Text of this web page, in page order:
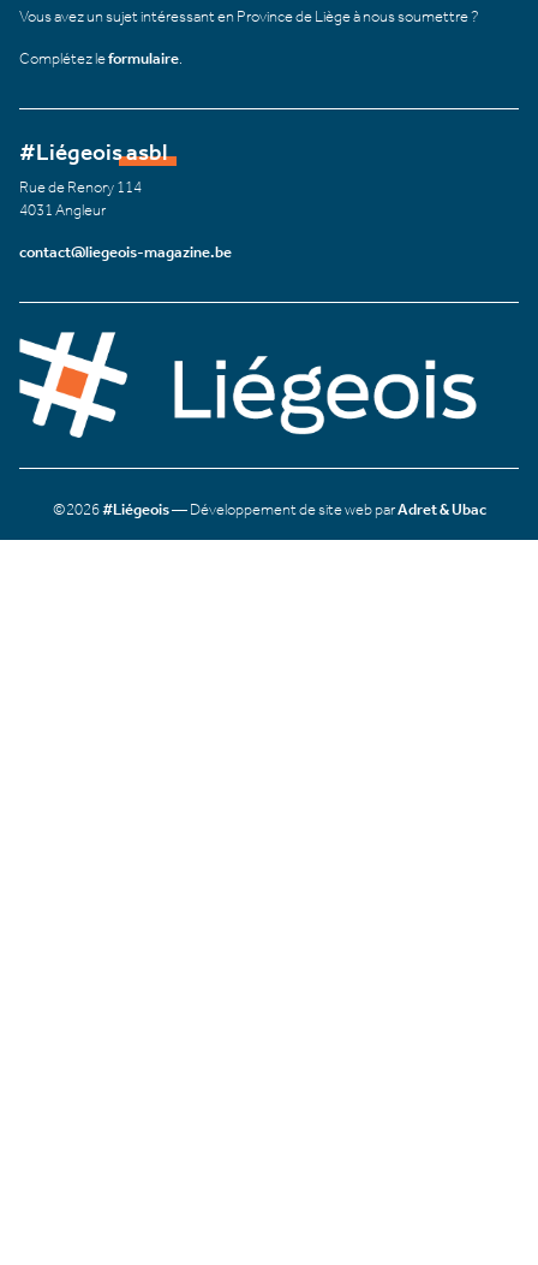
Vous avez un sujet intéressant en Province de Liège à nous soumettre ?
Complétez leformulaire
#Liégeois asbl
Rue de Renory 114
4031 Angleur
contact@liegeois-magazine.be
©2026#Liégeois— Développement de site web parAdret & Ubac